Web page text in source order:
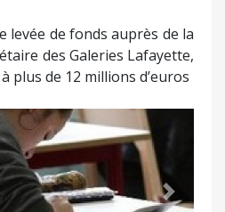
levée de fonds auprès de la
des Galeries Lafayette,
plus de 12 millions d’euros
Suivant